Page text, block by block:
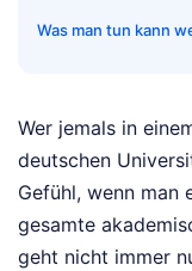
Was man tun kann
Wer jemals in
deutschen
Gefühl, wenn man
gesamte
geht nicht immer